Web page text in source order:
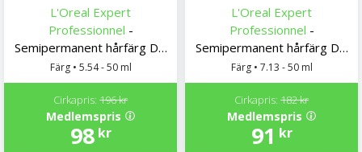
L'Oreal Expert
Professionnel -
Semipermanent hårfärg Dia
Richesse L'Oreal Expert
Professionnel
Färg • 5.54 - 50 ml
Medlemspris
98 kr
Cirkapris: 196 kr
L'Oreal Expert
Professionnel -
Semipermanent hårfärg Dia
Richesse L'Oreal Expert
Professionnel
Färg • 7.13 - 50 ml
Medlemspris
91 kr
Cirkapris: 182 kr